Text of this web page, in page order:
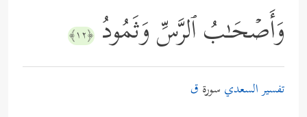
وَأَصۡحَـٰبُ ٱلرَّسِّ وَثَمُودُ ﴿١٢﴾
تفسير السعدي سورة ق